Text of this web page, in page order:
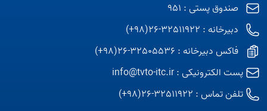
صندوق پستی : 951
دبیرخانه : 32511922-26(98+)
فاکس دبیرخانه : 32505536-26(98+)
پست الکترونیکی :info@tvto-itc.ir
تلفن تماس : 32511922-26(98+)